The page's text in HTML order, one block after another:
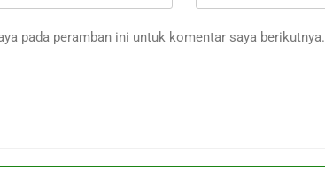
pada peramban ini untuk komentar saya berikutnya.